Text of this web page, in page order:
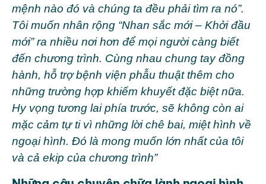
mệnh nào đó và chúng ta đều phải tìm ra nó”.
Tôi muốn nhân rộng “Nhan sắc mới – Khởi đầu
mới” ra nhiều nơi hơn để mọi người càng biết
đến chương trình. Cùng nhau chung tay đồng
hành, hỗ trợ bệnh viện phẫu thuật thêm cho
những trường hợp khiếm khuyết đặc biệt nữa.
Hy vọng tương lai phía trước, sẽ không còn ai
mặc cảm tự ti vì những lời chê bai, miệt hình về
ngoại hình. Đó là mong muốn lớn nhất của tôi
và cả ekip của chương trình”